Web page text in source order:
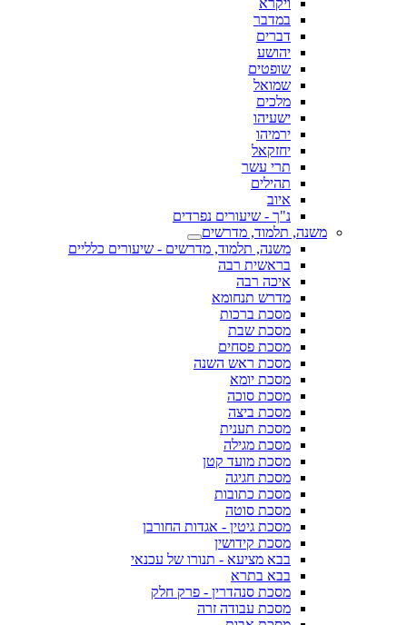
ויקרא
במדבר
דברים
יהושע
שופטים
שמואל
מלכים
ישעיהו
ירמיהו
יחזקאל
תרי עשר
תהילים
איוב
נ"ך - שיעורים נפרדים
משנה, תלמוד, מדרשים
משנה, תלמוד, מדרשים - שיעורים כלליים
בראשית רבה
איכה רבה
מדרש תנחומא
מסכת ברכות
מסכת שבת
מסכת פסחים
מסכת ראש השנה
מסכת יומא
מסכת סוכה
מסכת ביצה
מסכת תענית
מסכת מגילה
מסכת מועד קטן
מסכת חגיגה
מסכת כתובות
מסכת סוטה
מסכת גיטין - אגדות החורבן
מסכת קידושין
בבא מציעא - תנורו של עכנאי
בבא בתרא
מסכת סנהדרין - פרק חלק
מסכת עבודה זרה